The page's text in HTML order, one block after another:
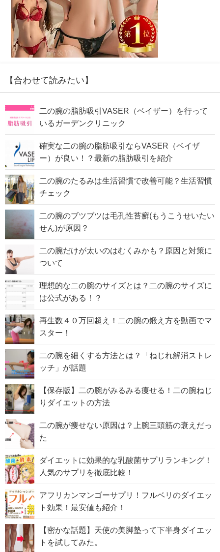
【合わせて読みたい】
二の腕の脂肪吸引VASER（ベイザー）を行って
いるガーデンクリニック
確実な二の腕の脂肪吸引ならVASER（ベイザ
ー）が良い！？最新の脂肪吸引を紹介
二の腕のたるみは生活習慣で改善可能？生活習慣
チェック
二の腕のブツブツは毛孔性苔癬(もうこうせいたい
せん)が原因？
二の腕だけが太いのはむくみかも？原因と対策に
ついて
理想的な二の腕のサイズとは？二の腕のサイズに
は公式がある！？
再生数４０万回超え！二の腕の鍛え方を動画でマ
スター！
二の腕を細くする方法とは？「ねじれ解消ストレ
ッチ」が話題
【保存版】二の腕がみるみる痩せる！二の腕ねじ
りダイエットの方法
二の腕が痩せない原因は？上腕三頭筋の衰えだっ
た
ダイエットに効果的な乳酸菌サプリランキング！
人気のサプリを徹底比較！
アフリカンマンゴーサプリ！フルベリのダイエッ
ト効果！最安値も紹介！
【密かな話題】天使の美脚塾って下半身ダイエッ
トを試してみた。